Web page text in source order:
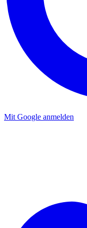
Mit Google anmelden